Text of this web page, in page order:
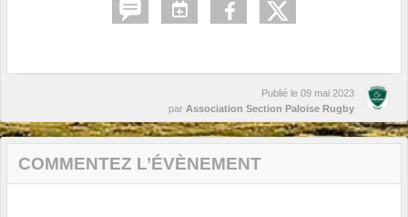
Publié le 09 mai 2023
par Association Section Paloise Rugby
COMMENTEZ L’ÉVÈNEMENT